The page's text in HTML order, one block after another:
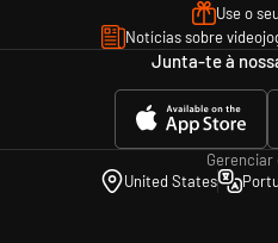
Use o
Notícias sobre
Junta-te à
Gerenciar
United States